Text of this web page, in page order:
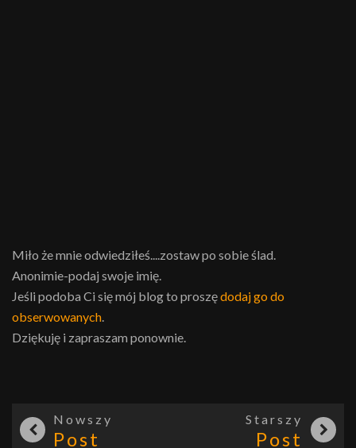
Miło że mnie odwiedziłeś....zostaw po sobie ślad.
Anonimie-podaj swoje imię.
Jeśli podoba Ci się mój blog to proszędodaj go do
obserwowanych
Dziękuję i zapraszam ponownie.
Nowszy
Post
Starszy
Post